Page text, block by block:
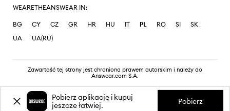
WEARETHEANSWEAR IN:
BG CY CZ GR HR HU IT PL RO SI
SK
UA
UA(RU)
Zawartość tej strony jest chroniona prawem autorskim i należy do
Answear.com S.A.
Pobierz aplikację i kupuj
jeszcze łatwiej.
Pobierz